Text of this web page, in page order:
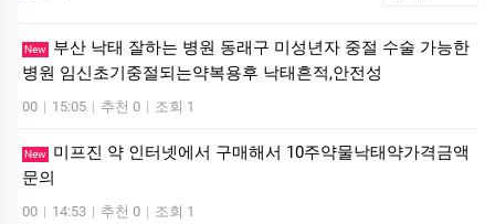
New
부산 낙태 잘하는 병원 동래구 미성년자 중절 수술 가능한
병원 임신초기중절되는약복용후 낙태흔적,안전성
00 | 15:05 | 추천 0 | 조회 1
New
미프진 약 인터넷에서 구매해서 10주약물낙태약가격금액
문의
00 | 14:53 | 추천 0 | 조회 1